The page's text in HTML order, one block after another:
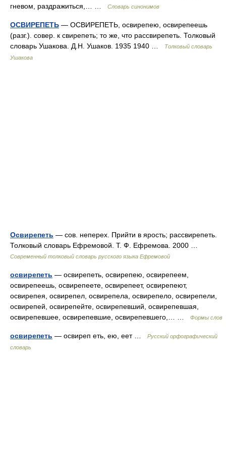
гневом, раздражиться,… …
Словарь синонимов
ОСВИРЕПЕТЬ — ОСВИРЕПЕТЬ, освирепею, освирепеешь
(разг.). совер. к свирепеть; то же, что рассвирепеть. Толковый
словарь Ушакова. Д.Н. Ушаков. 1935 1940 …
Толковый словарь
Ушакова
Освирепеть — сов. неперех. Прийти в ярость; рассвирепеть.
Толковый словарь Ефремовой. Т. Ф. Ефремова. 2000 …
Современный толковый словарь русского языка Ефремовой
освирепеть — освирепеть, освирепею, освирепеем,
освирепеешь, освирепеете, освирепеет, освирепеют,
освирепея, освирепел, освирепела, освирепело, освирепели,
освирепей, освирепейте, освирепевший, освирепевшая,
освирепевшее, освирепевшие, освирепевшего,… …
Формы слов
освирепеть — освиреп еть, ею, еет …
Русский орфографический
словарь